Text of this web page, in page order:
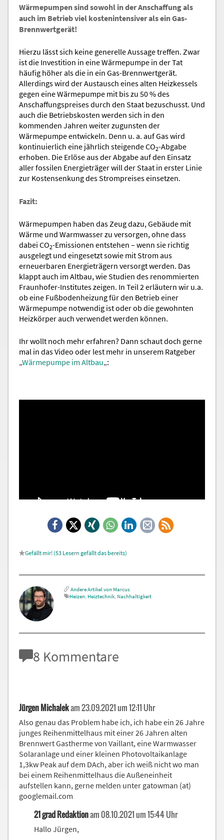
Wärmepumpen sind sowohl in der Anschaffung als
auch im Betrieb viel kostenintensiver als ein Gas-
Brennwertgerät!
Hierzu lässt sich keine generelle Aussage treffen. Zwar
ist die Investition in eine Wärmepumpe in der Tat
häufig höher als die in ein Gas-Brennwertgerät.
Allerdings wird der Austausch eines alten Heizkessels
gegen eine Wärmepumpe mit bis zu 50 % des
Anschaffungspreises durch den Staat bezuschusst. Und
auch die Betriebskosten werden sich in den
kommenden Jahren weiter zugunsten der
Wärmepumpe entwickeln. Denn u. a. auf Gas wird
kontinuierlich eine jährlich steigende CO2-Abgabe
erhoben. Die Erlöse aus der Abgabe auf den Einsatz
aller fossilen Energieträger will der Staat in erster Linie
zur Kostensenkung des Strompreises einsetzen.
Fazit:
Wärmepumpen haben das Zeug dazu, Gebäude mit
Wärme und Warmwasser zu versorgen, ohne dass
dabei CO2-Emissionen entstehen – wenn sie richtig
ausgelegt und eingesetzt sowie mit Strom aus
erneuerbaren Energieträgern versorgt werden. Das
klappt auch im Altbau, wie Studien des renommierten
Fraunhofer-Institutes zeigen. In Teil 2 erläutern wir u.a.
ob eine Fußbodenheizung für den Betrieb einer
Wärmepumpe notwendig ist oder ob die gewohnten
Heizkörper auch verwendet werden können.
Ihr wollt noch mehr erfahren? Dann schaut doch gerne
mal in das Video oder lest mehr in unserem Ratgeber
„Wärmepumpe im Altbau„:
53 Lesern gefällt das
Andere Artikel von Marcus
Heizen, Heiztechnik, Nachhaltigkeit
8 Kommentare
Jürgen Michalekam 23.09.2021 um 12:11 Uhr
Also genau das Problem habe ich, ich habe ein 26 Jahre
junges Reihenmittelhaus mit einer 26 Jahren alten
Brennwert Gastherme von Vaillant, eine Warmwasser
Solaranlage und einer kleinen Photovoltaikanlage
1,3kw Peak auf dem DAch, aber ich weiß nicht wo man
bei einem Reihenmittelhaus die Außeneinheit
aufstellen kann, gerne melden unter gatowman (at)
googlemail.com
21 grad Redaktionam 08.10.2021 um 15:44 Uhr
Hallo Jürgen,